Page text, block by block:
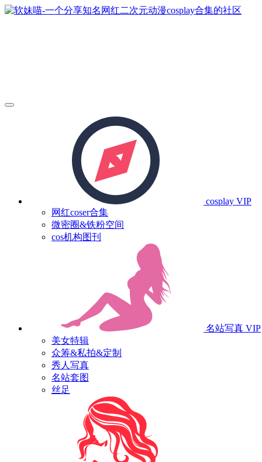
cosplay VIP
网红coser合集
微密圈&铁粉空间
cos机构图刊
名站写真 VIP
美女特辑
众筹&私拍&定制
秀人写真
名站套图
丝足